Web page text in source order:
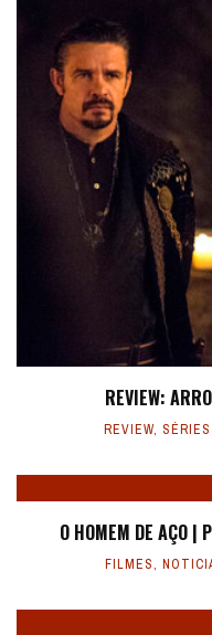
REVIEW:
REVIEW,
O HOMEM DE AÇO |
FILMES,